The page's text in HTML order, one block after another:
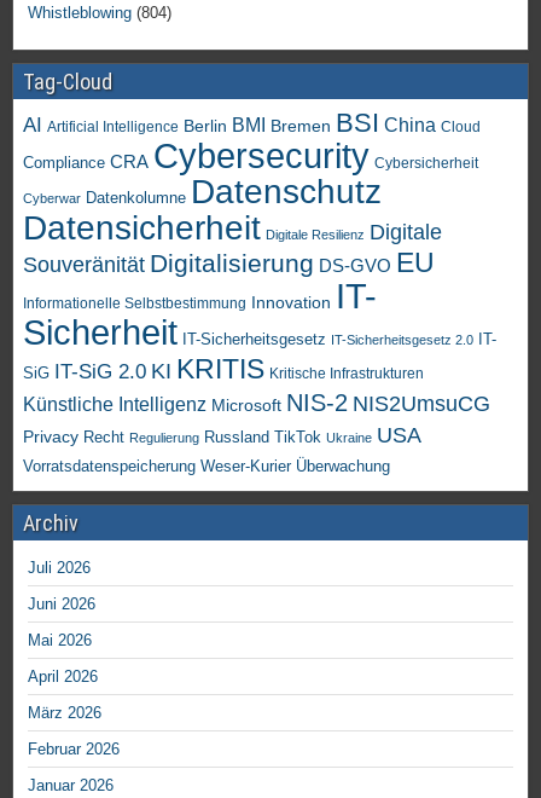
Whistleblowing (804)
Tag-Cloud
AI Artificial Intelligence Berlin BMI Bremen BSI China Cloud
Compliance CRA Cybersecurity Cybersicherheit
Cyberwar Datenkolumne Datenschutz
Datensicherheit Digitale Resilienz Digitale
Souveränität Digitalisierung DS-GVO EU
Informationelle Selbstbestimmung Innovation IT-
Sicherheit IT-Sicherheitsgesetz IT-Sicherheitsgesetz 2.0
IT-
SiG IT-SiG 2.0 KI KRITIS Kritische Infrastrukturen
Künstliche Intelligenz Microsoft NIS-2 NIS2UmsuCG
Privacy Recht Regulierung Russland TikTok Ukraine USA
Vorratsdatenspeicherung Weser-Kurier Überwachung
Archiv
Juli 2026
Juni 2026
Mai 2026
April 2026
März 2026
Februar 2026
Januar 2026